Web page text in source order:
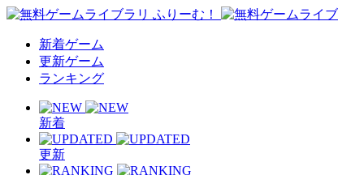
新着ゲーム
更新ゲーム
ランキング
新着
更新